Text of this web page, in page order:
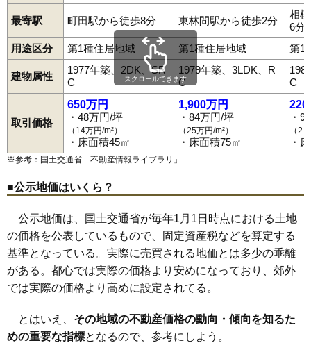
最寄駅 町田駅から徒歩8分 東林間駅から徒歩2分
相
6分
用途区分
第1種住居地域 第1種住居地域 第1
建物属性
1977年築、2DK、SR
C
1979年築、3LDK、R
C
C
取引価格
650万円
・48万円/坪
（14万円/m²）
・床面積45㎡
1,900万円
・84万円/坪
（25万円/m²）
・床面積75㎡
220
・
（
・
スクロールできます
※参考：国土交通省「 不動産情報ライブラリ 」
■公示地価はいくら？
公示地価は、国土交通省が毎年1月1日時点における土地
の価格を公表しているもので、固定資産税などを算定する
基準となっている。実際に売買される地価とは多少の乖離
がある。都心では実際の価格より安めになっており、郊外
では実際の価格より高めに設定されてる。
とはいえ、 その地域の不動産価格の動向・傾向を知るた
めの重要な指標となるので、参考にしよう。